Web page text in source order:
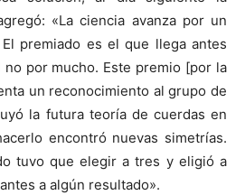
«La ciencia avanza por un
premiado es el que llega antes
por mucho. Este premio [por la
un reconocimiento al grupo de
la futura teoría de cuerdas en
encontró nuevas simetrías.
tuvo que elegir a tres y eligió a
a algún resultado».